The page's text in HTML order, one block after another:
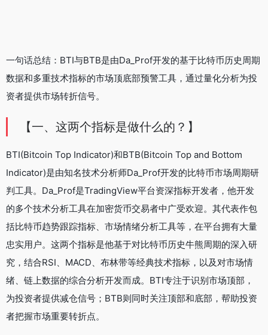
一句话总结：BTI与BTB是由Da_Prof开发的基于比特币历史周期
数据和多重技术指标的市场顶底部预警工具，通过量化分析为投
资者提供市场转折信号。
【一、这两个指标是做什么的？】
BTI(Bitcoin Top Indicator)和BTB(Bitcoin Top and Bottom
Indicator)是由知名技术分析师Da_Prof开发的比特币市场周期研
判工具。Da_Prof是TradingView平台资深指标开发者，他开发
的多个技术分析工具在加密货币交易者中广受欢迎。其代表作包
括比特币趋势跟踪指标、市场情绪分析工具等，在平台拥有大量
忠实用户。这两个指标是他基于对比特币历史牛熊周期的深入研
究，结合RSI、MACD、布林带等经典技术指标，以及对市场情
绪、链上数据的综合分析开发而成。BTI专注于识别市场顶部，
为投资者提供减仓信号；BTB则同时关注顶部和底部，帮助投资
者把握市场重要转折点。